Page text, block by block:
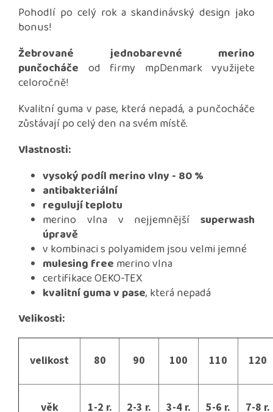
Pohodlí po celý rok a skandinávský design jako
bonus!
Žebrované jednobarevné merino
punčocháče od firmy mpDenmark využijete
celoročně!
Kvalitní guma v pase, která nepadá, a punčocháče
zůstávají po celý den na svém místě.
Vlastnosti:
vysoký podíl merino vlny - 80 %
antibakteriální
regulují teplotu
merino vlna v nejjemnější superwash
úpravě
v kombinaci s polyamidem jsou velmi jemné
mulesing free merino vlna
certifikace OEKO-TEX
kvalitní guma v pase, která nepadá
Velikosti:
velikost 80 90 100 110 120
věk 1-2 r. 2-3 r. 3-4 r. 5-6 r. 7-8 r.